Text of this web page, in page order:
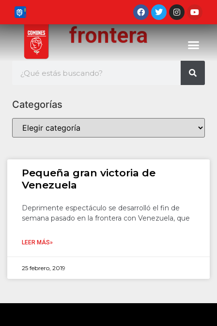
frontera
Categorías
Pequeña gran victoria de
Venezuela
Deprimente espectáculo se desarrolló el fin de
semana pasado en la frontera con Venezuela, que
LEER MÁS»
25 febrero, 2019